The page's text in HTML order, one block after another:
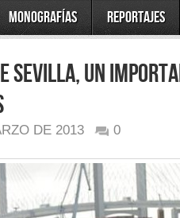
Monografías Reportajes
Sevilla, un
DE 2013 0